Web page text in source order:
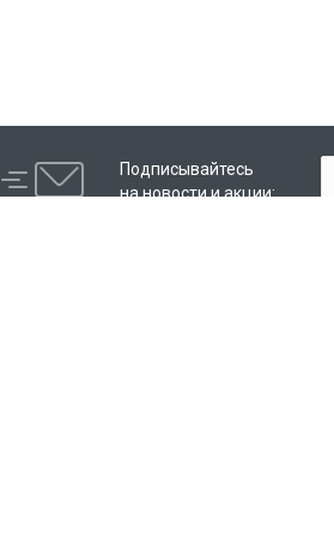
Подписывайтесь
на новости и акции: